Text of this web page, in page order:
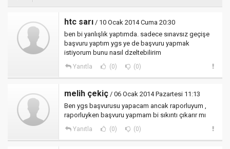
htc sarı / 10 Ocak 2014 Cuma 20:30
ben bi yanlışlık yaptımda. sadece sınavsız geçişe
başvuru yaptım ygs ye de başvuru yapmak
istiyorum bunu nasıl dzeltebilirim
Yanıtla (0) (0)
melih çekiç / 06 Ocak 2014 Pazartesi 11:13
Ben ygs başvurusu yapacam ancak raporluyum ,
raporluyken başvuru yapmam bi sıkıntı çıkarır mı
Yanıtla (0) (0)